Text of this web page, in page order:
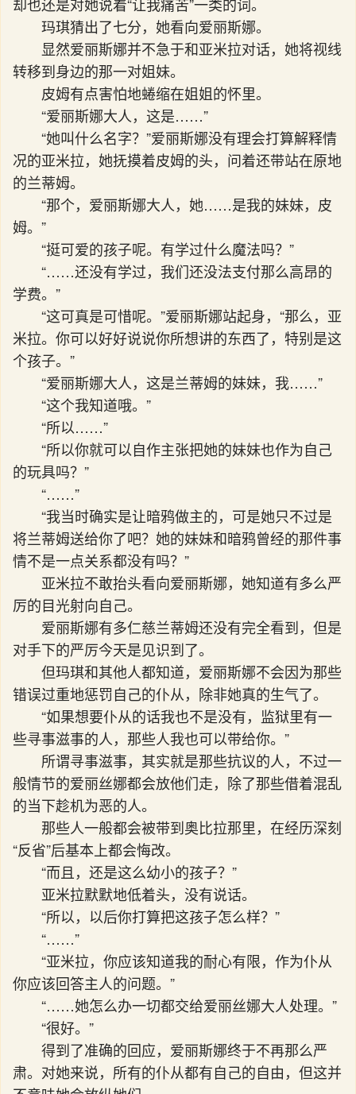
却也还是对她说着“让我痛苦”一类的词。
玛琪猜出了七分，她看向爱丽斯娜。
显然爱丽斯娜并不急于和亚米拉对话，她将视线
转移到身边的那一对姐妹。
皮姆有点害怕地蜷缩在姐姐的怀里。
“爱丽斯娜大人，这是……”
“她叫什么名字？”爱丽斯娜没有理会打算解释情
况的亚米拉，她抚摸着皮姆的头，问着还带站在原地
的兰蒂姆。
“那个，爱丽斯娜大人，她……是我的妹妹，皮
姆。”
“挺可爱的孩子呢。有学过什么魔法吗？”
“……还没有学过，我们还没法支付那么高昂的
学费。”
“这可真是可惜呢。”爱丽斯娜站起身，“那么，亚
米拉。你可以好好说说你所想讲的东西了，特别是这
个孩子。”
“爱丽斯娜大人，这是兰蒂姆的妹妹，我……”
“这个我知道哦。”
“所以……”
“所以你就可以自作主张把她的妹妹也作为自己
的玩具吗？”
“……”
“我当时确实是让暗鸦做主的，可是她只不过是
将兰蒂姆送给你了吧？她的妹妹和暗鸦曾经的那件事
情不是一点关系都没有吗？”
亚米拉不敢抬头看向爱丽斯娜，她知道有多么严
厉的目光射向自己。
爱丽斯娜有多仁慈兰蒂姆还没有完全看到，但是
对手下的严厉今天是见识到了。
但玛琪和其他人都知道，爱丽斯娜不会因为那些
错误过重地惩罚自己的仆从，除非她真的生气了。
“如果想要仆从的话我也不是没有，监狱里有一
些寻事滋事的人，那些人我也可以带给你。”
所谓寻事滋事，其实就是那些抗议的人，不过一
般情节的爱丽丝娜都会放他们走，除了那些借着混乱
的当下趁机为恶的人。
那些人一般都会被带到奥比拉那里，在经历深刻
“反省”后基本上都会悔改。
“而且，还是这么幼小的孩子？”
亚米拉默默地低着头，没有说话。
“所以，以后你打算把这孩子怎么样？”
“……”
“亚米拉，你应该知道我的耐心有限，作为仆从
你应该回答主人的问题。”
“……她怎么办一切都交给爱丽丝娜大人处理。”
“很好。”
得到了准确的回应，爱丽斯娜终于不再那么严
肃。对她来说，所有的仆从都有自己的自由，但这并